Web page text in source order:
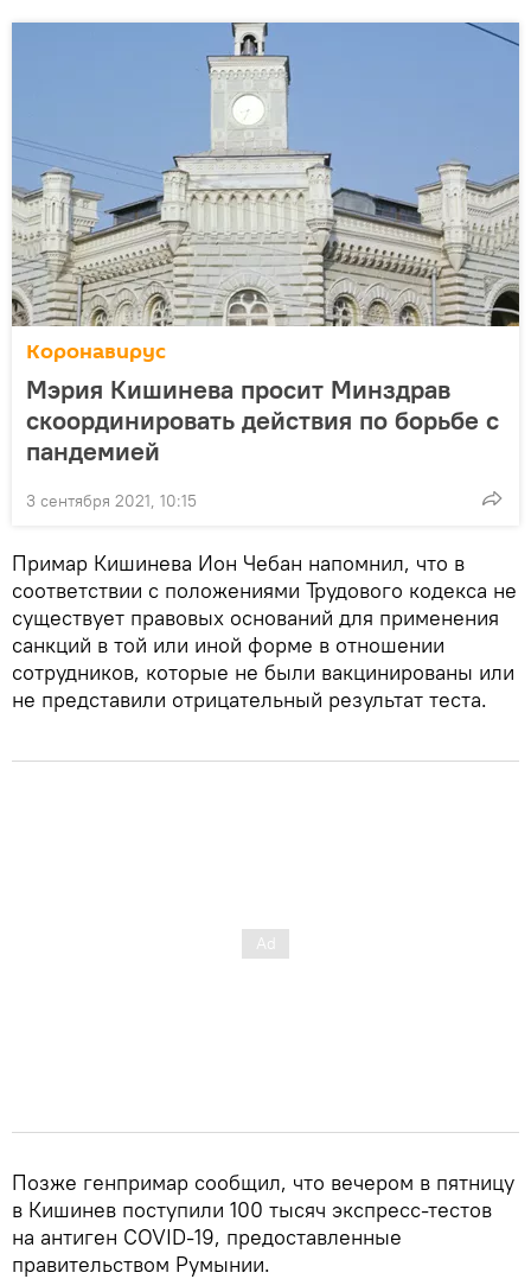
Коронавирус
Мэрия Кишинева просит Минздрав
скоординировать действия по борьбе с
пандемией
3 сентября 2021, 10:15
Примар Кишинева Ион Чебан напомнил, что в
соответствии с положениями Трудового кодекса не
существует правовых оснований для применения
санкций в той или иной форме в отношении
сотрудников, которые не были вакцинированы или
не представили отрицательный результат теста.
Позже генпримар сообщил, что вечером в пятницу
в Кишинев поступили 100 тысяч экспресс-тестов
на антиген COVID-19, предоставленные
правительством Румынии.